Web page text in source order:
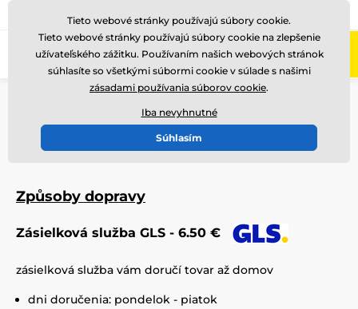
Zavolajte nám (Po-Pi 8-17) +421220255160
Preprava a platba
Způsoby dopravy
Zásielková služba GLS - 6.50 €
zásielková služba vám doručí tovar až domov
dni doručenia: pondelok - piatok
Tieto webové stránky používajú súbory cookie.
Tieto webové stránky používajú súbory cookie na zlepšenie
užívateľského zážitku. Používaním našich webových stránok
súhlasíte so všetkými súbormi cookie v súlade s našimi
zásadami používania súborov cookie.
Iba nevyhnutné
Súhlasím